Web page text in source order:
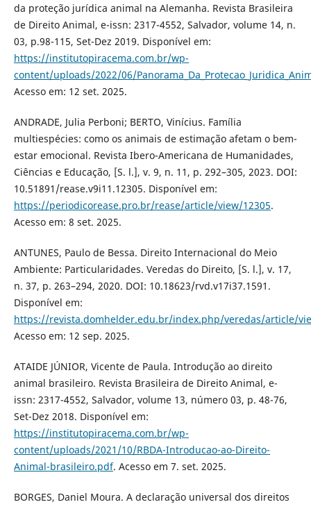
da proteção jurídica animal na Alemanha. Revista Brasileira
de Direito Animal, e-issn: 2317-4552, Salvador, volume 14, n.
03, p.98-115, Set-Dez 2019. Disponível em:
https://institutopiracema.com.br/wp-
content/uploads/2022/06/
Acesso em: 12 set. 2025.
ANDRADE, Julia Perboni; BERTO, Vinícius. Família
multiespécies: como os animais de estimação afetam o bem-
estar emocional. Revista Ibero-Americana de Humanidades,
Ciências e Educação, [S. l.], v. 9, n. 11, p. 292–305, 2023. DOI:
10.51891/rease.v9i11.12305. Disponível em:
https://periodicorease.pro.br/rease/article/view/12305.
Acesso em: 8 set. 2025.
ANTUNES, Paulo de Bessa. Direito Internacional do Meio
Ambiente: Particularidades. Veredas do Direito, [S. l.], v. 17,
n. 37, p. 263–294, 2020. DOI: 10.18623/rvd.v17i37.1591.
Disponível em:
https://revista.domhelder.edu.br/index.php/veredas/article/
Acesso em: 12 sep. 2025.
ATAIDE JÚNIOR, Vicente de Paula. Introdução ao direito
animal brasileiro. Revista Brasileira de Direito Animal, e-
issn: 2317-4552, Salvador, volume 13, número 03, p. 48-76,
Set-Dez 2018. Disponível em:
https://institutopiracema.com.br/wp-
content/uploads/2021/10/RBDA-Introducao-ao-Direito-
Animal-brasileiro.pdf. Acesso em 7. set. 2025.
BORGES, Daniel Moura. A declaração universal dos direitos